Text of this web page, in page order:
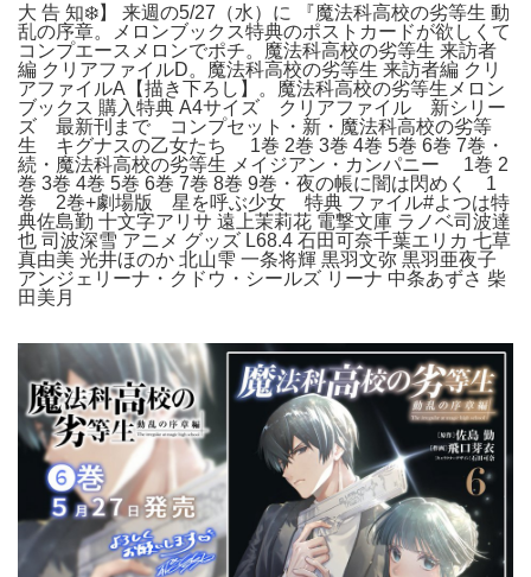
大 告 知❄️】 来週の5/27（水）に 『魔法科高校の劣等生 動
乱の序章。メロンブックス特典のポストカードが欲しくて
コンプエースメロンでポチ。魔法科高校の劣等生 来訪者
編 クリアファイルD。魔法科高校の劣等生 来訪者編 クリ
アファイルA【描き下ろし】。魔法科高校の劣等生メロン
ブックス 購入特典 A4サイズ クリアファイル 新シリー
ズ 最新刊まで コンプセット・新・魔法科高校の劣等
生 キグナスの乙女たち 1巻 2巻 3巻 4巻 5巻 6巻 7巻・
続・魔法科高校の劣等生 メイジアン・カンパニー 1巻 2
巻 3巻 4巻 5巻 6巻 7巻 8巻 9巻・夜の帳に闇は閃めく 1
巻 2巻+劇場版 星を呼ぶ少女 特典 ファイル#よつは特
典佐島勤 十文字アリサ 遠上茉莉花 電撃文庫 ラノベ司波達
也 司波深雪 アニメ グッズ L68.4 石田可奈千葉エリカ 七草
真由美 光井ほのか 北山雫 一条将輝 黒羽文弥 黒羽亜夜子
アンジェリーナ・クドウ・シールズ リーナ 中条あずさ 柴
田美月